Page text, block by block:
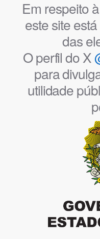
Em respeito
este site
das
O perfil do X
para
utilidade